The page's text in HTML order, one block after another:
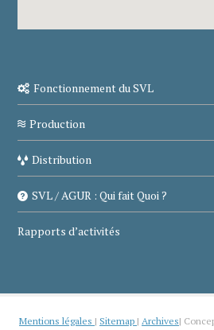
Fonctionnement du SVL
Production
Distribution
SVL / AGUR : Qui fait Quoi ?
Rapports d’activités
Mentions légales | Sitemap | Archives|